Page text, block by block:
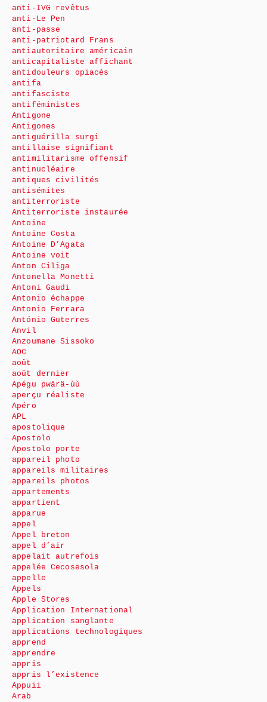
anti-IVG revêtus
anti-Le Pen
anti-passe
anti-patriotard Frans
antiautoritaire américain
anticapitaliste affichant
antidouleurs opiacés
antifa
antifasciste
antiféministes
Antigone
Antigones
antiguérilla surgi
antillaise signifiant
antimilitarisme offensif
antinucléaire
antiques civilités
antisémites
antiterroriste
Antiterroriste instaurée
Antoine
Antoine Costa
Antoine D’Agata
Antoine voit
Anton Ciliga
Antonella Monetti
Antoni Gaudi
Antonio échappe
Antonio Ferrara
António Guterres
Anvil
Anzoumane Sissoko
AOC
août
août dernier
Apégu pwärä-ùù
aperçu réaliste
Apéro
APL
apostolique
Apostolo
Apostolo porte
appareil photo
appareils militaires
appareils photos
appartements
appartient
apparue
appel
Appel breton
appel d’air
appelait autrefois
appelée Cecosesola
appelle
Appels
Apple Stores
Application International
application sanglante
applications technologiques
apprend
apprendre
appris
appris l’existence
Appuii
Arab